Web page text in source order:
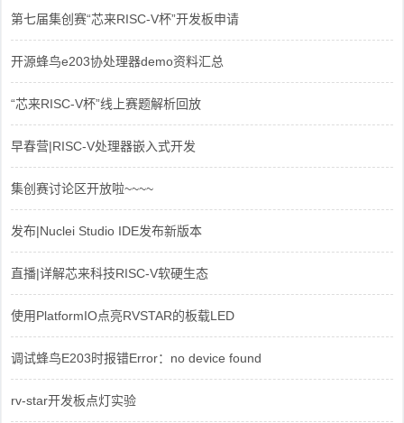
第七届集创赛“芯来RISC-V杯”开发板申请
开源蜂鸟e203协处理器demo资料汇总
“芯来RISC-V杯”线上赛题解析回放
早春营|RISC-V处理器嵌入式开发
集创赛讨论区开放啦~~~~
发布|Nuclei Studio IDE发布新版本
直播|详解芯来科技RISC-V软硬生态
使用PlatformIO点亮RVSTAR的板载LED
调试蜂鸟E203时报错Error：no device found
rv-star开发板点灯实验